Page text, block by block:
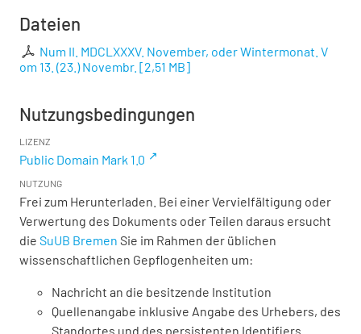
Dateien
Num II. MDCLXXXV. November, oder Wintermonat. V
om 13. (23.) Novembr. [2,51 MB]
Nutzungsbedingungen
LIZENZ
Public Domain Mark 1.0
NUTZUNG
Frei zum Herunterladen. Bei einer Vervielfältigung oder
Verwertung des Dokuments oder Teilen daraus ersucht
die SuUB Bremen Sie im Rahmen der üblichen
wissenschaftlichen Gepflogenheiten um:
Nachricht an die besitzende Institution
Quellenangabe inklusive Angabe des Urhebers, des
Standortes und des persistenten Identifiers